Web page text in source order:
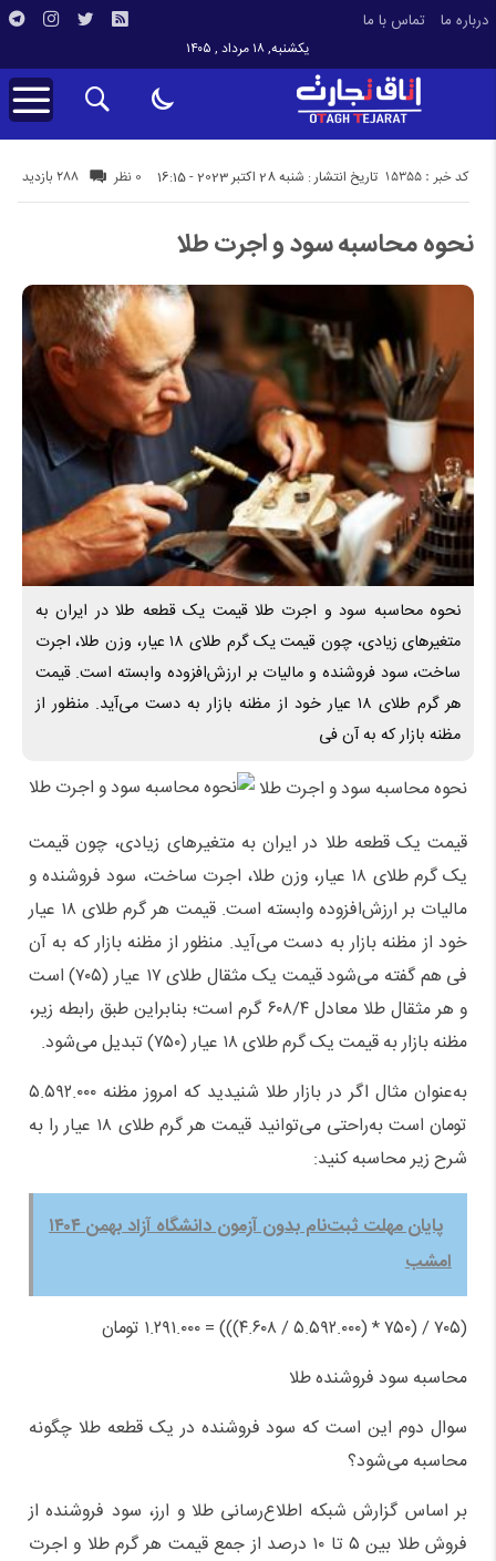
درباره ما تماس با ما
یکشنبه, ۱۸ مرداد , ۱۴۰۵
تاریخ انتشار : شنبه 28 اکتبر 2023 - 16:15 288 بازدید کد خبر : 15355 0 نظر
نحوه محاسبه سود و اجرت طلا
نحوه محاسبه سود و اجرت طلا قیمت یک قطعه طلا در ایران به
متغیر‌های زیادی، چون قیمت یک گرم طلای ۱۸ عیار، وزن طلا، اجرت
ساخت، سود فروشنده و مالیات بر ارزش‌افزوده وابسته است. قیمت
هر گرم طلای ۱۸ عیار خود از مظنه بازار به دست می‌آید. منظور از
مظنه بازار که به آن فی
نحوه محاسبه سود و اجرت طلا
قیمت یک قطعه طلا در ایران به متغیر‌های زیادی، چون قیمت
یک گرم طلای ۱۸ عیار، وزن طلا، اجرت ساخت، سود فروشنده و
مالیات بر ارزش‌افزوده وابسته است. قیمت هر گرم طلای ۱۸ عیار
خود از مظنه بازار به دست می‌آید. منظور از مظنه بازار که به آن
فی هم گفته می‌شود قیمت یک مثقال طلای ۱۷ عیار (۷۰۵) است
و هر مثقال طلا معادل ۶۰۸/۴ گرم است؛ بنابراین طبق رابطه زیر،
مظنه بازار به قیمت یک گرم طلای ۱۸ عیار (۷۵۰) تبدیل می‌شود.
به‌عنوان مثال اگر در بازار طلا شنیدید که امروز مظنه ۵.۵۹۲.۰۰۰
تومان است به‌راحتی می‌توانید قیمت هر گرم طلای ۱۸ عیار را به
شرح زیر محاسبه کنید:
پایان مهلت ثبت‌نام بدون آزمون دانشگاه آزاد بهمن ۱۴۰۴
امشب
(۷۰۵ / (۷۵۰ * (۵.۵۹۲.۰۰۰ / ۴.۶۰۸))) = ۱.۲۹۱.۰۰۰ تومان
محاسبه سود فروشنده طلا
سوال دوم این است که سود فروشنده در یک قطعه طلا چگونه
محاسبه می‌شود؟
بر اساس گزارش شبکه اطلاع‌رسانی طلا و ارز، سود فروشنده از
فروش طلا بین ۵ تا ۱۰ درصد از جمع قیمت هر گرم طلا و اجرت